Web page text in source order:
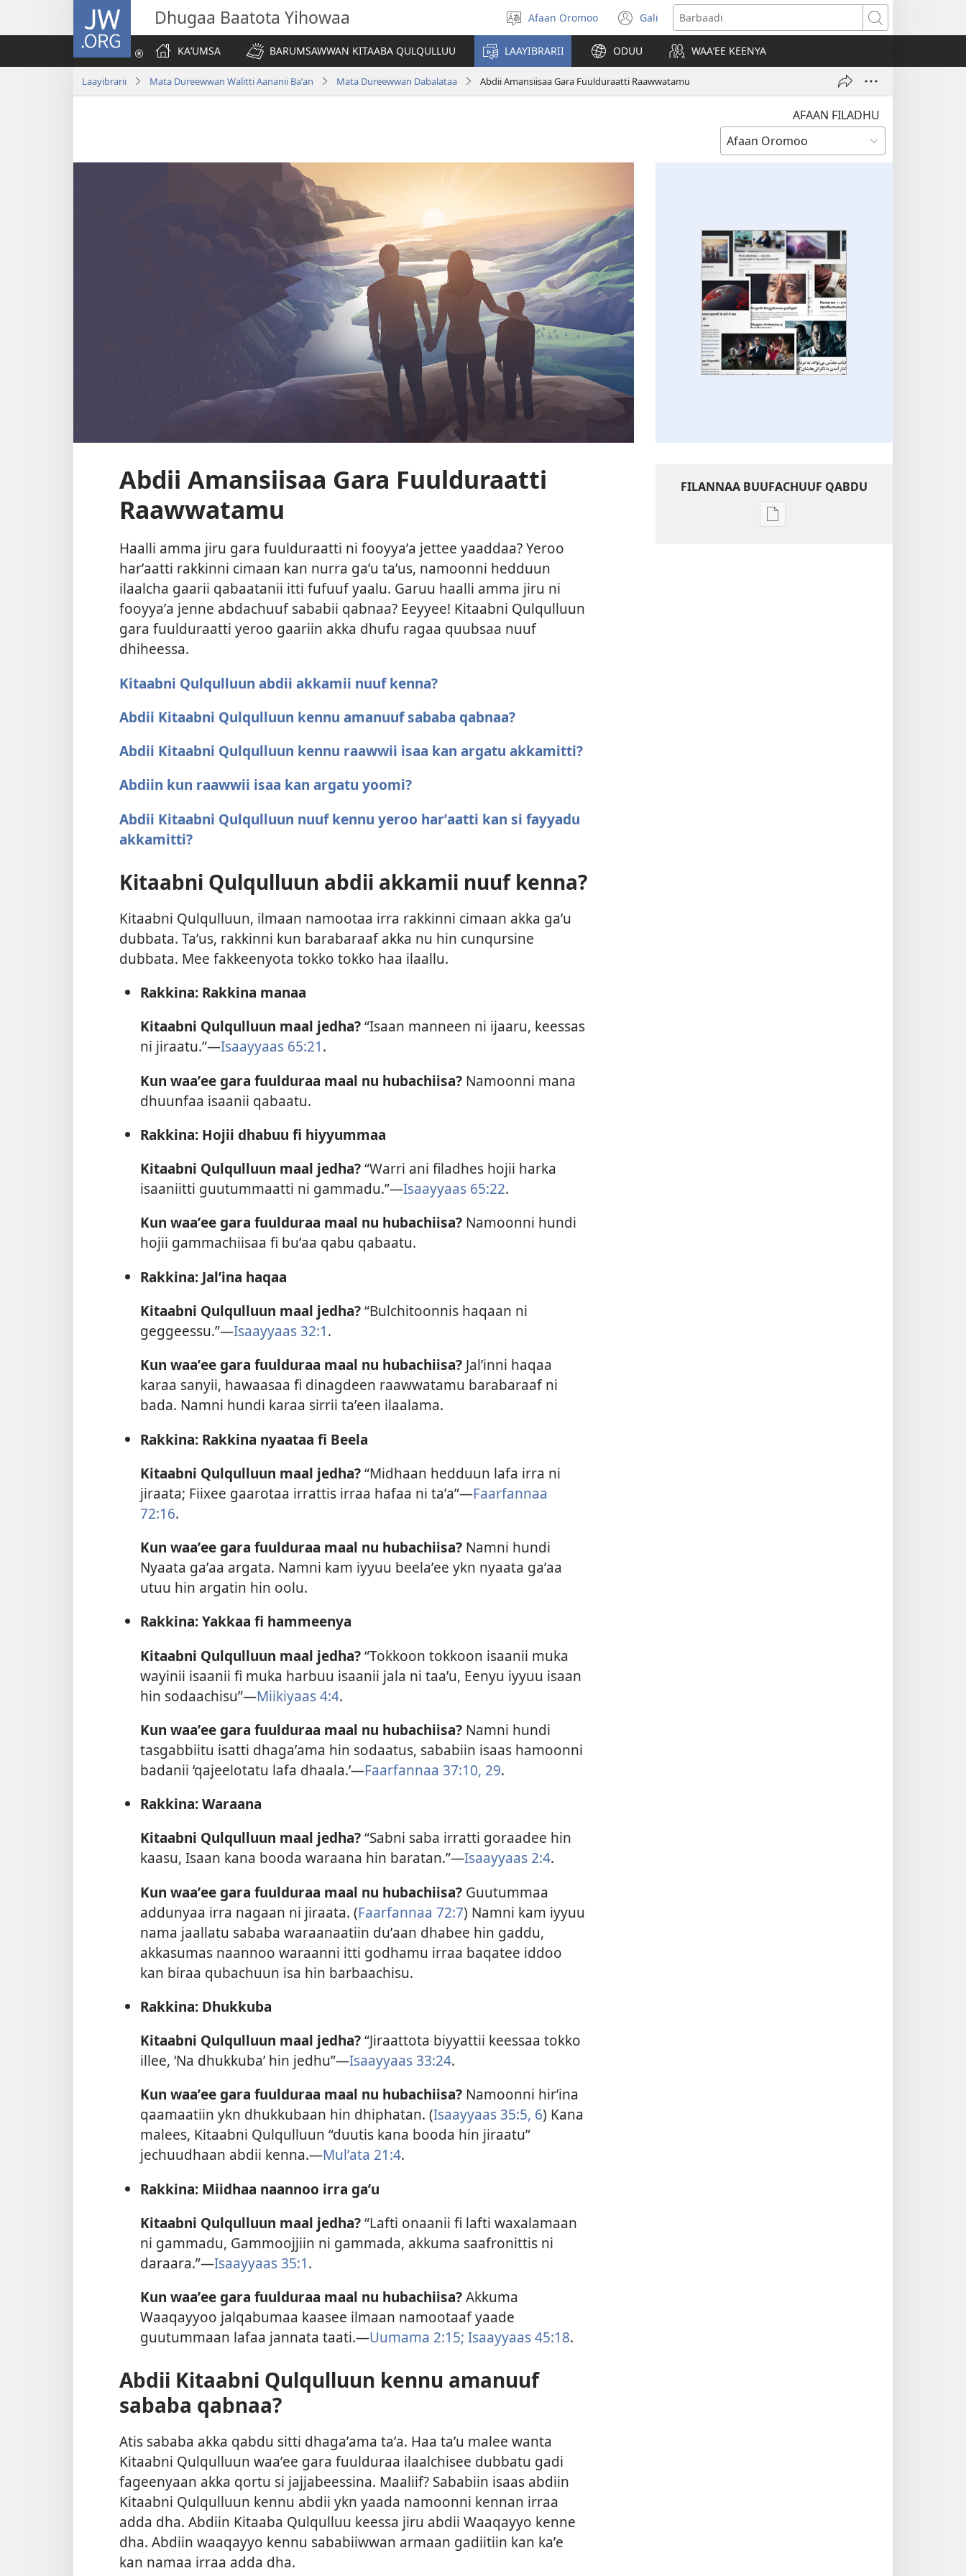
JW.ORG Dhugaa Baatota Yihowaa
Afaan
filadhu
Afaan Oromoo Gali
(opens
new
window)
Barbaadi
KAʼUMSA
BARUMSAWWAN KITAABA QULQULLUU LAAYIBRARII ODUU WAAʼEE KEENYA
Laayibrarii Mata Dureewwan Walitti Aananii Baʼan Mata Dureewwan Dabalataa Abdii Amansiisaa Gara Fuulduraatti Raawwatamu
AFAAN FILADHU
Abdii Amansiisaa Gara Fuulduraatti
Raawwatamu
Haalli amma jiru gara fuulduraatti ni fooyyaʼa jettee yaaddaa? Yeroo
harʼaatti rakkinni cimaan kan nurra gaʼu taʼus, namoonni hedduun
ilaalcha gaarii qabaatanii itti fufuuf yaalu. Garuu haalli amma jiru ni
fooyyaʼa jenne abdachuuf sababii qabnaa? Eeyyee! Kitaabni Qulqulluun
gara fuulduraatti yeroo gaariin akka dhufu ragaa quubsaa nuuf
dhiheessa.
Kitaabni Qulqulluun abdii akkamii nuuf kenna?
Abdii Kitaabni Qulqulluun kennu amanuuf sababa qabnaa?
Abdii Kitaabni Qulqulluun kennu raawwii isaa kan argatu akkamitti?
Abdiin kun raawwii isaa kan argatu yoomi?
Abdii Kitaabni Qulqulluun nuuf kennu yeroo harʼaatti kan si fayyadu
akkamitti?
Kitaabni Qulqulluun abdii akkamii nuuf kenna?
Kitaabni Qulqulluun, ilmaan namootaa irra rakkinni cimaan akka gaʼu
dubbata. Taʼus, rakkinni kun barabaraaf akka nu hin cunqursine
dubbata. Mee fakkeenyota tokko tokko haa ilaallu.
Rakkina: Rakkina manaa
Kitaabni Qulqulluun maal jedha?“Isaan manneen ni ijaaru, keessas
ni jiraatu.”—Isaayyaas 65:21.
Kun waaʼee gara fuulduraa maal nu hubachiisa?Namoonni mana
dhuunfaa isaanii qabaatu.
Rakkina: Hojii dhabuu fi hiyyummaa
Kitaabni Qulqulluun maal jedha?“Warri ani filadhes hojii harka
isaaniitti guutummaatti ni gammadu.”—Isaayyaas 65:22.
Kun waaʼee gara fuulduraa maal nu hubachiisa?Namoonni hundi
hojii gammachiisaa fi buʼaa qabu qabaatu.
Rakkina: Jalʼina haqaa
Kitaabni Qulqulluun maal jedha?“Bulchitoonnis haqaan ni
geggeessu.”—Isaayyaas 32:1.
Kun waaʼee gara fuulduraa maal nu hubachiisa?Jalʼinni haqaa
karaa sanyii, hawaasaa fi dinagdeen raawwatamu barabaraaf ni
bada. Namni hundi karaa sirrii taʼeen ilaalama.
Rakkina: Rakkina nyaataa fi Beela
Kitaabni Qulqulluun maal jedha?“Midhaan hedduun lafa irra ni
jiraata; Fiixee gaarotaa irrattis irraa hafaa ni taʼa”—Faarfannaa
72:16.
Kun waaʼee gara fuulduraa maal nu hubachiisa?Namni hundi
Nyaata gaʼaa argata. Namni kam iyyuu beelaʼee ykn nyaata gaʼaa
utuu hin argatin hin oolu.
Rakkina: Yakkaa fi hammeenya
Kitaabni Qulqulluun maal jedha?“Tokkoon tokkoon isaanii muka
wayinii isaanii fi muka harbuu isaanii jala ni taaʼu, Eenyu iyyuu isaan
hin sodaachisu”—Miikiyaas 4:4.
Kun waaʼee gara fuulduraa maal nu hubachiisa?Namni hundi
tasgabbiitu isatti dhagaʼama hin sodaatus, sababiin isaas hamoonni
badanii ‘qajeelotatu lafa dhaala.’—Faarfannaa 37:10, 29.
Rakkina: Waraana
Kitaabni Qulqulluun maal jedha?“Sabni saba irratti goraadee hin
kaasu, Isaan kana booda waraana hin baratan.”—Isaayyaas 2:4.
Kun waaʼee gara fuulduraa maal nu hubachiisa?Guutummaa
addunyaa irra nagaan ni jiraata. (Faarfannaa 72:7) Namni kam iyyuu
nama jaallatu sababa waraanaatiin duʼaan dhabee hin gaddu,
akkasumas naannoo waraanni itti godhamu irraa baqatee iddoo
kan biraa qubachuun isa hin barbaachisu.
Rakkina: Dhukkuba
Kitaabni Qulqulluun maal jedha?“Jiraattota biyyattii keessaa tokko
illee, ‘Na dhukkuba’ hin jedhu”—Isaayyaas 33:24.
Kun waaʼee gara fuulduraa maal nu hubachiisa?Namoonni hirʼina
qaamaatiin ykn dhukkubaan hin dhiphatan. (Isaayyaas 35:5, 6) Kana
malees, Kitaabni Qulqulluun “duutis kana booda hin jiraatu”
jechuudhaan abdii kenna.—Mulʼata 21:4.
Rakkina: Miidhaa naannoo irra gaʼu
Kitaabni Qulqulluun maal jedha?“Lafti onaanii fi lafti waxalamaan
ni gammadu, Gammoojjiin ni gammada, akkuma saafronittis ni
daraara.”—Isaayyaas 35:1.
Kun waaʼee gara fuulduraa maal nu hubachiisa?Akkuma
Waaqayyoo jalqabumaa kaasee ilmaan namootaaf yaade
guutummaan lafaa jannata taati.—Uumama 2:15; Isaayyaas 45:18.
Abdii Kitaabni Qulqulluun kennu amanuuf
sababa qabnaa?
Atis sababa akka qabdu sitti dhagaʼama taʼa. Haa taʼu malee wanta
Kitaabni Qulqulluun waaʼee gara fuulduraa ilaalchisee dubbatu gadi
fageenyaan akka qortu si jajjabeessina. Maaliif? Sababiin isaas abdiin
Kitaabni Qulqulluun kennu abdii ykn yaada namoonni kennan irraa
adda dha. Abdiin Kitaaba Qulqulluu keessa jiru abdii Waaqayyo kenne
dha. Abdiin waaqayyo kennu sababiiwwan armaan gadiitiin kan kaʼe
kan namaa irraa adda dha.
FILANNAA BUUFACHUUF QABDU
Filannaawwan